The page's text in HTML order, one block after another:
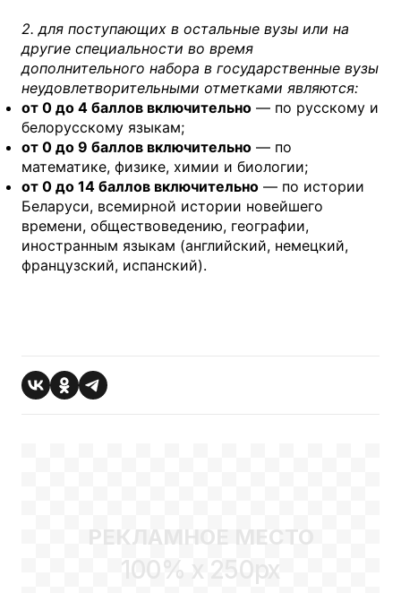
2. для поступающих в остальные вузы или на
другие специальности во время
дополнительного набора в государственные вузы
неудовлетворительными отметками являются:
от 0 до 4 баллов включительно — по русскому и
белорусскому языкам;
от 0 до 9 баллов включительно — по
математике, физике, химии и биологии;
от 0 до 14 баллов включительно — по истории
Беларуси, всемирной истории новейшего
времени, обществоведению, географии,
иностранным языкам (английский, немецкий,
французский, испанский).
РЕКЛАМНОЕ МЕСТО
100% x 250px